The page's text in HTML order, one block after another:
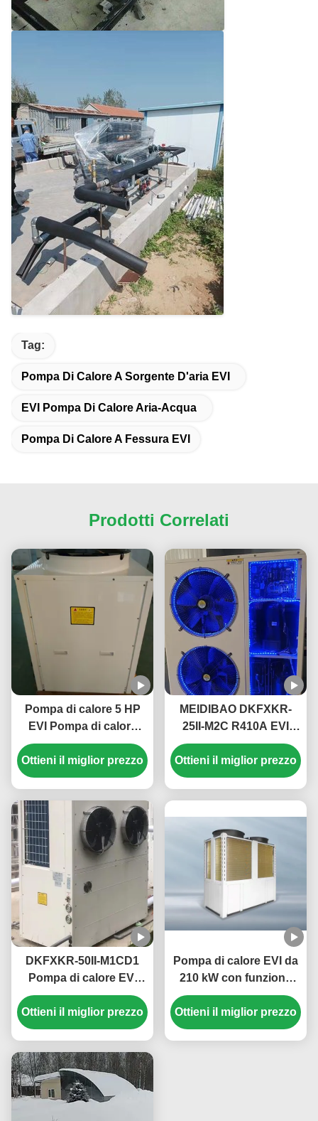
Tag:
Pompa Di Calore A Sorgente D'aria EVI
EVI Pompa Di Calore Aria-Acqua
Pompa Di Calore A Fessura EVI
Prodotti Correlati
Pompa di calore 5 HP
EVI Pompa di calore
monoblocco elettrica
domestica Alta
temperatura fino a 55 °
Ottieni il miglior prezzo
MEIDIBAO DKFXKR-
25II-M2C R410A EVI
Inverter DC Pompa di
calore 50Hz Sorgente
d'aria fissa
Ottieni il miglior prezzo
DKFXKR-50II-M1CD1
Pompa di calore EVI
inverter con refrigerante
R410A 35,5 kW di
raffreddamento e
funzionamento -25~43
℃
Ottieni il miglior prezzo
Pompa di calore EVI da
210 kW con funzione
antigelo per acqua
calda commerciale nelle
scuole
Ottieni il miglior prezzo